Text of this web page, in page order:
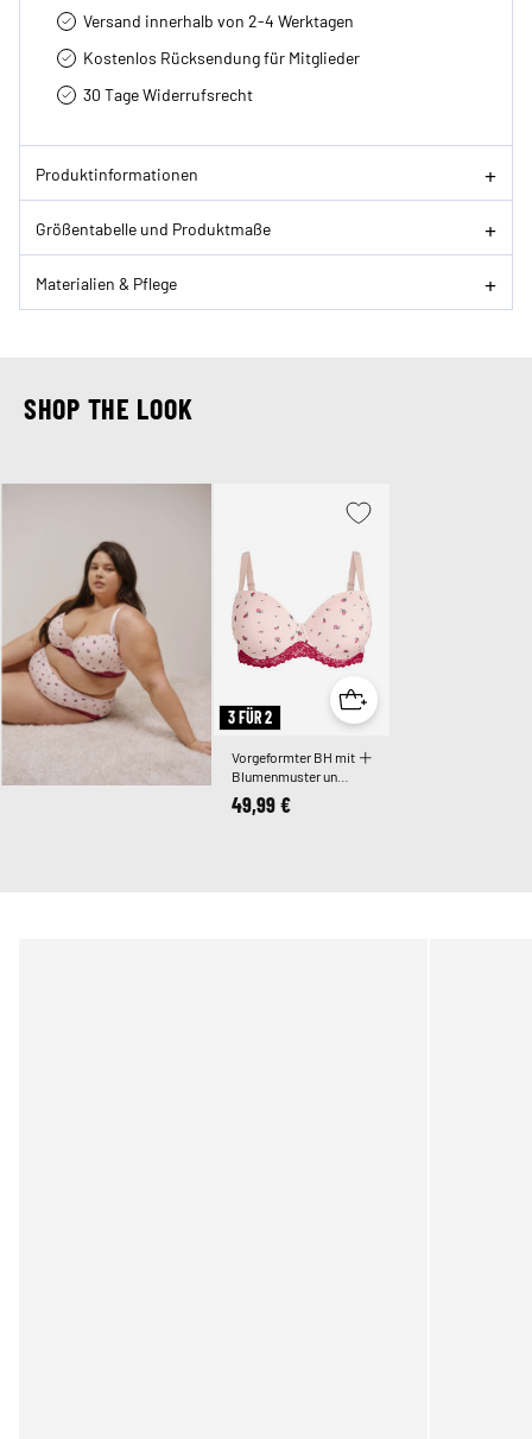
Versand innerhalb von 2-4 Werktagen
Kostenlos Rücksendung für Mitglieder
30 Tage Widerrufsrecht
Produktinformationen
Größentabelle und Produktmaße
Materialien & Pflege
SHOP THE LOOK
3 FÜR 2
Vorgeformter BH mit
Blumenmuster und
Spitze
49,99 €